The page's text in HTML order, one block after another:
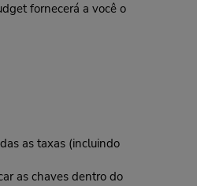
fornecerá a você o
as taxas (incluindo
as chaves dentro do